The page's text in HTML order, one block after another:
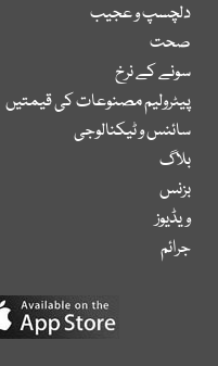
دلچسپ و عجیب
صحت
سونے کے نرخ
پیٹرولیم مصنوعات کی قیمتیں
سائنس و ٹیکنالوجی
بلاگ
بزنس
ویڈیوز
جرائم